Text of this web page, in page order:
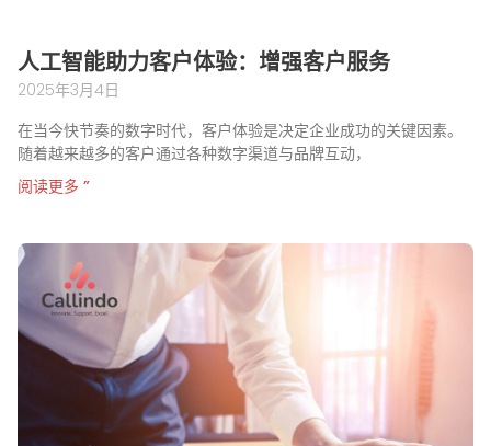
人工智能助力客户体验：增强客户服务
2025年3月4日
在当今快节奏的数字时代，客户体验是决定企业成功的关键因素。
随着越来越多的客户通过各种数字渠道与品牌互动，
阅读更多 ”